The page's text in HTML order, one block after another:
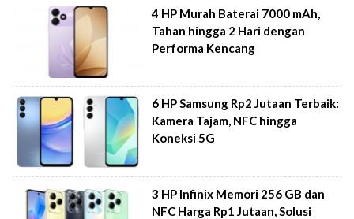
4 HP Murah Baterai 7000 mAh,
Tahan hingga 2 Hari dengan
Performa Kencang
6 HP Samsung Rp2 Jutaan Terbaik:
Kamera Tajam, NFC hingga
Koneksi 5G
3 HP Infinix Memori 256 GB dan
NFC Harga Rp1 Jutaan, Solusi